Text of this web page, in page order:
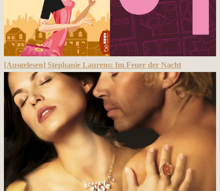
[Ausgelesen] Stephanie Laurens: Im Feuer der Nacht